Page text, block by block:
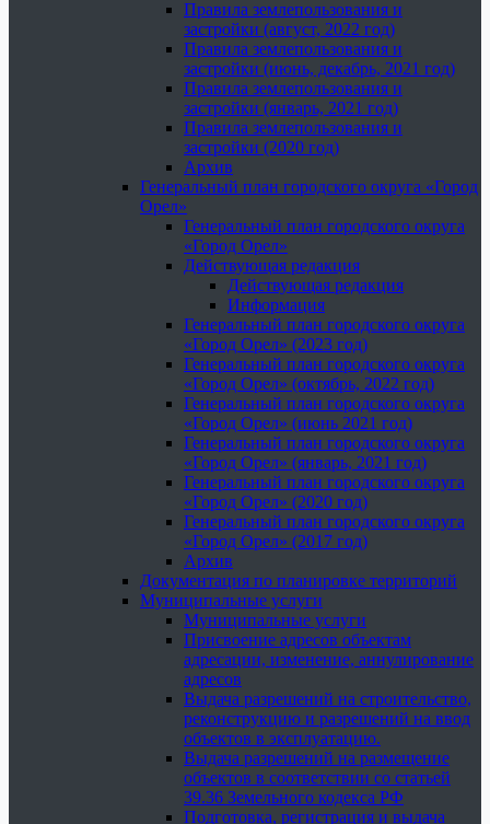
Правила землепользования и
застройки (август, 2022 год)
Правила землепользования и
застройки (июнь, декабрь, 2021 год)
Правила землепользования и
застройки (январь, 2021 год)
Правила землепользования и
застройки (2020 год)
Архив
Генеральный план городского округа «Город
Орел»
Генеральный план городского округа
«Город Орел»
Действующая редакция
Действующая редакция
Информация
Генеральный план городского округа
«Город Орел» (2023 год)
Генеральный план городского округа
«Город Орел» (октябрь, 2022 год)
Генеральный план городского округа
«Город Орел» (июнь 2021 год)
Генеральный план городского округа
«Город Орел» (январь, 2021 год)
Генеральный план городского округа
«Город Орел» (2020 год)
Генеральный план городского округа
«Город Орел» (2017 год)
Архив
Документация по планировке территорий
Муниципальные услуги
Муниципальные услуги
Присвоение адресов объектам
адресации, изменение, аннулирование
адресов
Выдача разрешений на строительство,
реконструкцию и разрешений на ввод
объектов в эксплуатацию.
Выдача разрешений на размещение
объектов в соответствии со статьей
39.36 Земельного кодекса РФ
Подготовка, регистрация и выдача